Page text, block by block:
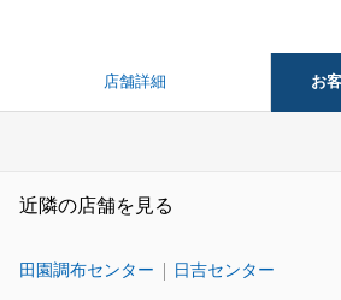
店舗詳細 お
近隣の店舗を見る
田園調布センター 日吉センター